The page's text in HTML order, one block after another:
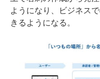
ようになり、ビジネス
きるようになる。